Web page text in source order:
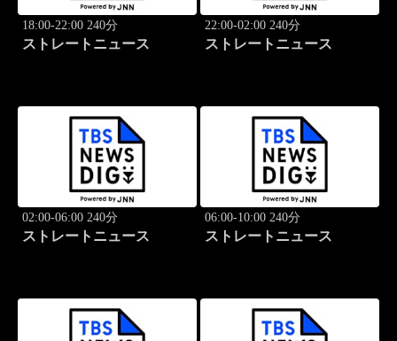
18:00-22:00 240分
ストレートニュース
22:00-02:00 240分
ストレートニュース
02:00-06:00 240分
ストレートニュース
06:00-10:00 240分
ストレートニュース